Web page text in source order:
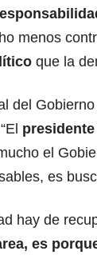
menos
que la
del
el
es
hay de
es